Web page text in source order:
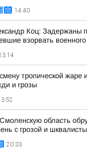
14:40
Коц: Задержаны
взорвать военного
тропической жаре
и грозы
область
с грозой и
20:33